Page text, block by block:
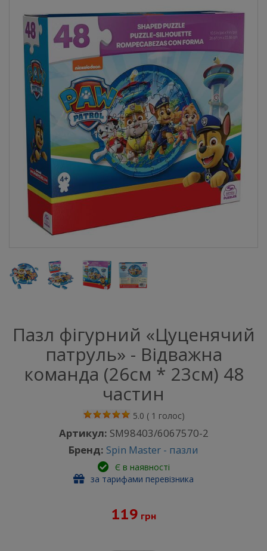
Пазл фігурний «Цуценячий
патруль» - Відважна
команда (26см * 23см) 48
частин
5.0 ( 1 голос)
Артикул: SM98403/6067570-2
Бренд: Spin Master - пазли
Є в наявності
за тарифами перевізника
119 грн